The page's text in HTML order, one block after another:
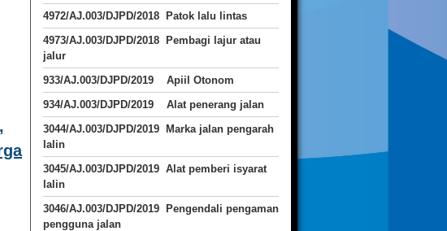
4972/AJ.003/DJPD/2018 Patok lalu lintas
4973/AJ.003/DJPD/2018
Pembagi lajur atau
jalur
933/AJ.003/DJPD/2019 Apiil Otonom
934/AJ.003/DJPD/2019 Alat penerang jalan
3044/AJ.003/DJPD/2019 Marka jalan pengarah
lalin
3045/AJ.003/DJPD/2019 Alat pemberi isyarat
lalin
3046/AJ.003/DJPD/2019 Pengendali pengaman
pengguna jalan